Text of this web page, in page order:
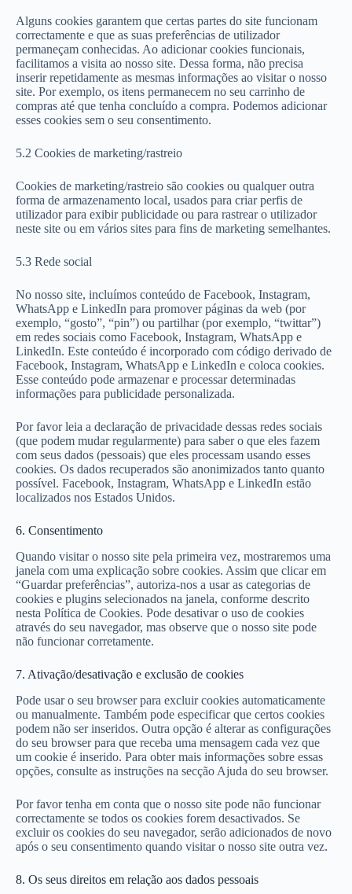
Alguns cookies garantem que certas partes do site funcionam
correctamente e que as suas preferências de utilizador
permaneçam conhecidas. Ao adicionar cookies funcionais,
facilitamos a visita ao nosso site. Dessa forma, não precisa
inserir repetidamente as mesmas informações ao visitar o nosso
site. Por exemplo, os itens permanecem no seu carrinho de
compras até que tenha concluído a compra. Podemos adicionar
esses cookies sem o seu consentimento.
5.2 Cookies de marketing/rastreio
Cookies de marketing/rastreio são cookies ou qualquer outra
forma de armazenamento local, usados para criar perfis de
utilizador para exibir publicidade ou para rastrear o utilizador
neste site ou em vários sites para fins de marketing semelhantes.
5.3 Rede social
No nosso site, incluímos conteúdo de Facebook, Instagram,
WhatsApp e LinkedIn para promover páginas da web (por
exemplo, “gosto”, “pin”) ou partilhar (por exemplo, “twittar”)
em redes sociais como Facebook, Instagram, WhatsApp e
LinkedIn. Este conteúdo é incorporado com código derivado de
Facebook, Instagram, WhatsApp e LinkedIn e coloca cookies.
Esse conteúdo pode armazenar e processar determinadas
informações para publicidade personalizada.
Por favor leia a declaração de privacidade dessas redes sociais
(que podem mudar regularmente) para saber o que eles fazem
com seus dados (pessoais) que eles processam usando esses
cookies. Os dados recuperados são anonimizados tanto quanto
possível. Facebook, Instagram, WhatsApp e LinkedIn estão
localizados nos Estados Unidos.
6. Consentimento
Quando visitar o nosso site pela primeira vez, mostraremos uma
janela com uma explicação sobre cookies. Assim que clicar em
“Guardar preferências”, autoriza-nos a usar as categorias de
cookies e plugins selecionados na janela, conforme descrito
nesta Política de Cookies. Pode desativar o uso de cookies
através do seu navegador, mas observe que o nosso site pode
não funcionar corretamente.
7. Ativação/desativação e exclusão de cookies
Pode usar o seu browser para excluir cookies automaticamente
ou manualmente. Também pode especificar que certos cookies
podem não ser inseridos. Outra opção é alterar as configurações
do seu browser para que receba uma mensagem cada vez que
um cookie é inserido. Para obter mais informações sobre essas
opções, consulte as instruções na secção Ajuda do seu browser.
Por favor tenha em conta que o nosso site pode não funcionar
correctamente se todos os cookies forem desactivados. Se
excluir os cookies do seu navegador, serão adicionados de novo
após o seu consentimento quando visitar o nosso site outra vez.
8. Os seus direitos em relação aos dados pessoais